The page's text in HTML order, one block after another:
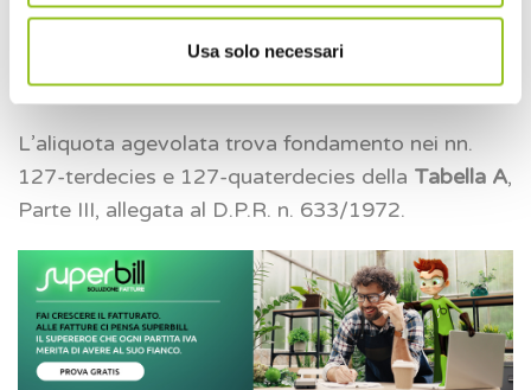
Usa solo necessari
Interventi su immobili non abitativi 22%
L’aliquota agevolata trova fondamento nei nn.
127-terdecies e 127-quaterdecies della Tabella A,
Parte III, allegata al D.P.R. n. 633/1972.